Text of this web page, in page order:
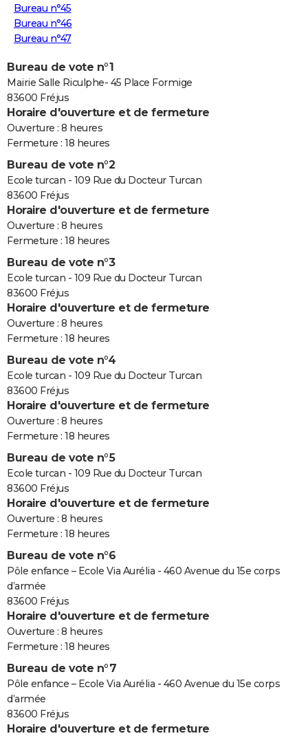
Bureau n°45
Bureau n°46
Bureau n°47
Bureau de vote n°1
Mairie Salle Riculphe- 45 Place Formige
83600 Fréjus
Horaire d'ouverture et de fermeture
Ouverture : 8 heures
Fermeture : 18 heures
Bureau de vote n°2
Ecole turcan - 109 Rue du Docteur Turcan
83600 Fréjus
Horaire d'ouverture et de fermeture
Ouverture : 8 heures
Fermeture : 18 heures
Bureau de vote n°3
Ecole turcan - 109 Rue du Docteur Turcan
83600 Fréjus
Horaire d'ouverture et de fermeture
Ouverture : 8 heures
Fermeture : 18 heures
Bureau de vote n°4
Ecole turcan - 109 Rue du Docteur Turcan
83600 Fréjus
Horaire d'ouverture et de fermeture
Ouverture : 8 heures
Fermeture : 18 heures
Bureau de vote n°5
Ecole turcan - 109 Rue du Docteur Turcan
83600 Fréjus
Horaire d'ouverture et de fermeture
Ouverture : 8 heures
Fermeture : 18 heures
Bureau de vote n°6
Pôle enfance – Ecole Via Aurélia - 460 Avenue du 15e corps
d’armée
83600 Fréjus
Horaire d'ouverture et de fermeture
Ouverture : 8 heures
Fermeture : 18 heures
Bureau de vote n°7
Pôle enfance – Ecole Via Aurélia - 460 Avenue du 15e corps
d’armée
83600 Fréjus
Horaire d'ouverture et de fermeture